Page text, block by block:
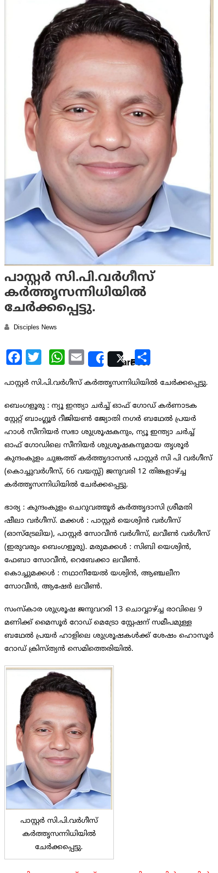
പാസ്റ്റർ സി.പി.വർഗീസ്
കർത്തൃസന്നിധിയിൽ
ചേർക്കപ്പെട്ടു.
Disciples News
Facebook
TwitterWhatsApp
EmailSharePostShare
പാസ്റ്റർ സി.പി.വർഗീസ് കർത്തൃസന്നിധിയിൽ ചേർക്കപ്പെട്ടു.
ബെംഗളൂരു : ന്യൂ ഇന്ത്യാ ചർച്ച് ഓഫ് ഗോഡ് കർണാടക
സ്റ്റേറ്റ് ബാംഗ്ലൂർ റീജിയൺ ജ്യോതി നഗർ ബഥേൽ പ്രയർ
ഹാൾ സീനിയർ സഭാ ശുശ്രൂഷകനും, ന്യൂ ഇന്ത്യാ ചർച്ച്
ഓഫ് ഗോഡിലെ സീനിയർ ശുശ്രൂഷകനുമായ തൃശൂർ
കുന്ദംകുളം ചുങ്കത്ത് കർത്തൃദാസൻ പാസ്റ്റർ സി പി വർഗീസ്
(കൊച്ചുവർഗീസ്, 66 വയസ്സ്) ജനുവരി 12 തിങ്കളാഴ്ച്ച
കർത്തൃസന്നിധിയിൽ ചേർക്കപ്പെട്ടു.
ഭാര്യ : കുന്ദംകുളം ചെറുവത്തൂർ കർത്തൃദാസി ശ്രീമതി
ഷീലാ വർഗീസ്. മക്കൾ : പാസ്റ്റർ യെശ്വിൻ വർഗീസ്
(ഓസ്ട്രേലിയ), പാസ്റ്റർ സോവീൻ വർഗീസ്, ലവീൺ വർഗീസ്
(ഇരുവരും ബെംഗളൂരു). മരുമക്കൾ : സിബി യെശ്വിൻ,
ഫേബാ സോവീൻ, റെബേക്കാ ലവീൺ.
കൊച്ചുമക്കൾ : നഥാനീയേൽ യശ്വിൻ, ആഞ്ചലീന
സോവീൻ, ആഷേർ ലവീൺ.
സംസ്കാര ശുശ്രൂഷ ജനുവറരി 13 ചൊവ്വാഴ്ച്ച രാവിലെ 9
മണിക്ക് മൈസൂർ റോഡ് മെട്രോ സ്റ്റേഷന് സമീപമുള്ള
ബഥേൽ പ്രയർ ഹാളിലെ ശുശ്രൂഷകൾക്ക് ശേഷം ഹൊസൂർ
റോഡ് ക്രിസ്ത്യൻ സെമിത്തെരിയിൽ.
പാസ്റ്റർ സി.പി.വർഗീസ്
കർത്തൃസന്നിധിയിൽ
ചേർക്കപ്പെട്ടു.